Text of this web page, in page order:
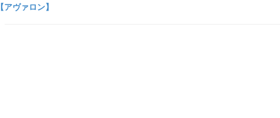
【アヴァロン】